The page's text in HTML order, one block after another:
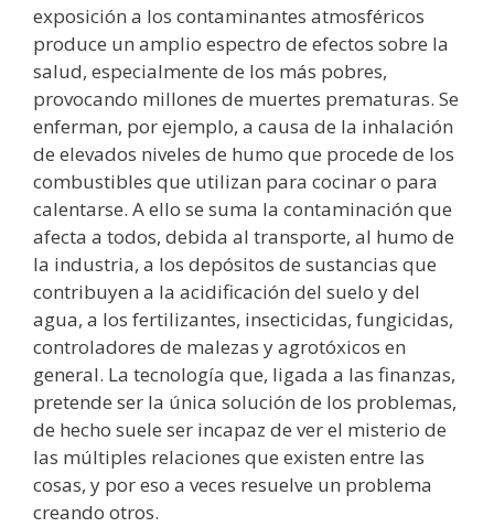
exposición a los contaminantes atmosféricos
produce un amplio espectro de efectos sobre la
salud, especialmente de los más pobres,
provocando millones de muertes prematuras. Se
enferman, por ejemplo, a causa de la inhalación
de elevados niveles de humo que procede de los
combustibles que utilizan para cocinar o para
calentarse. A ello se suma la contaminación que
afecta a todos, debida al transporte, al humo de
la industria, a los depósitos de sustancias que
contribuyen a la acidificación del suelo y del
agua, a los fertilizantes, insecticidas, fungicidas,
controladores de malezas y agrotóxicos en
general. La tecnología que, ligada a las finanzas,
pretende ser la única solución de los problemas,
de hecho suele ser incapaz de ver el misterio de
las múltiples relaciones que existen entre las
cosas, y por eso a veces resuelve un problema
creando otros.